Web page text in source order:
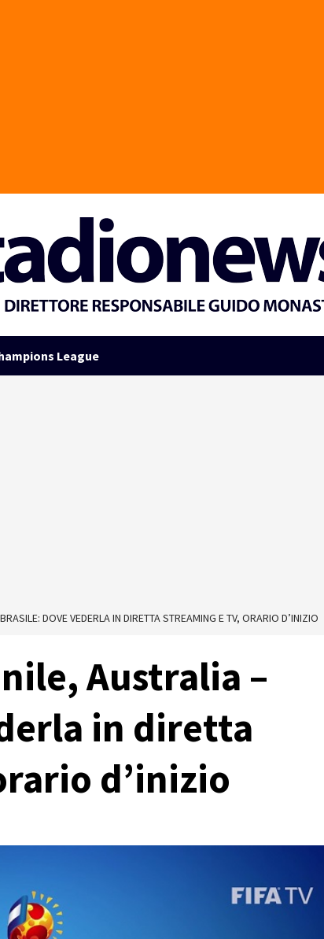
League
DOVE VEDERLA IN DIRETTA STREAMING E TV, ORARIO D’INIZIO
Australia –
in diretta
d’inizio